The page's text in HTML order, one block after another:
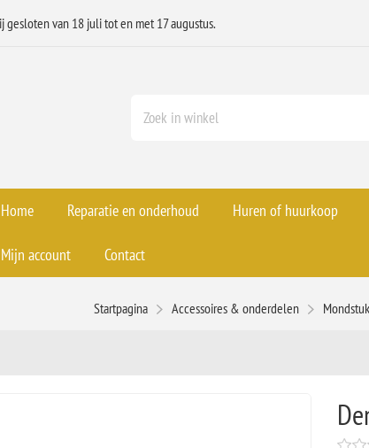
gesloten van 18 juli tot en met 17 augustus.
Home Reparatie en onderhoud Huren of huurkoop
Mijn account Contact
Startpagina Accessoires & onderdelen